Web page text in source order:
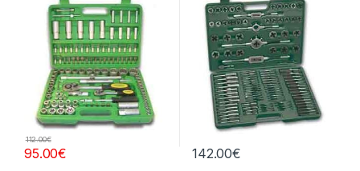
95.00€
112.00€
142.00€